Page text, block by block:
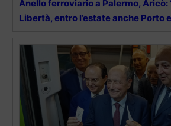
Anello ferroviario a Palermo, Aricò:
Libertà, entro l’estate anche Porto